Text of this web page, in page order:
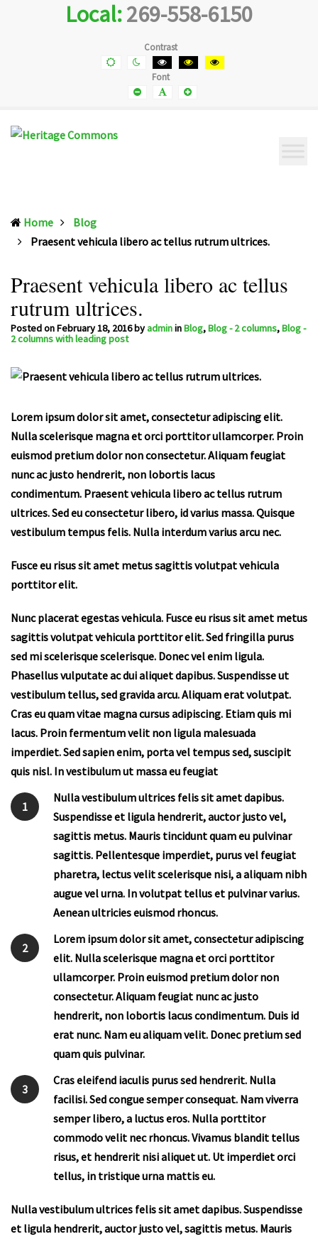
Local:269-558-6150
Contrast
Default
contrast
Night
contrast
Black
and
White
contrast
Black
and
Yellow
and
Font
Smaller Default
Font
Smaller
Home
Blog
Praesent vehicula libero ac tellus rutrum ultrices.(current)
Praesent vehicula libero ac tellus
rutrum ultrices.
Posted onFebruary 18, 2016byadmininBlog,Blog - 2 columns,Blog -
2 columns with leading post
Lorem ipsum dolor sit amet, consectetur adipiscing elit.
Nulla scelerisque magna et orci porttitor ullamcorper. Proin
euismod pretium dolor non consectetur. Aliquam feugiat
nunc ac justo hendrerit, non lobortis lacus
condimentum. Praesent vehicula libero ac tellus rutrum
ultrices. Sed eu consectetur libero, id varius massa. Quisque
vestibulum tempus felis. Nulla interdum varius arcu nec.
Fusce eu risus sit amet metus sagittis volutpat vehicula
porttitor elit.
Nunc placerat egestas vehicula. Fusce eu risus sit amet metus
sagittis volutpat vehicula porttitor elit. Sed fringilla purus
sed mi scelerisque scelerisque. Donec vel enim ligula.
Phasellus vulputate ac dui aliquet dapibus. Suspendisse ut
vestibulum tellus, sed gravida arcu. Aliquam erat volutpat.
Cras eu quam vitae magna cursus adipiscing. Etiam quis mi
lacus. Proin fermentum velit non ligula malesuada
imperdiet. Sed sapien enim, porta vel tempus sed, suscipit
quis nisl. In vestibulum ut massa eu feugiat
1
Nulla vestibulum ultrices felis sit amet dapibus.
Suspendisse et ligula hendrerit, auctor justo vel,
sagittis metus. Mauris tincidunt quam eu pulvinar
sagittis. Pellentesque imperdiet, purus vel feugiat
pharetra, lectus velit scelerisque nisi, a aliquam nibh
augue vel urna. In volutpat tellus et pulvinar varius.
Aenean ultricies euismod rhoncus.
2
Lorem ipsum dolor sit amet, consectetur adipiscing
elit. Nulla scelerisque magna et orci porttitor
ullamcorper. Proin euismod pretium dolor non
consectetur. Aliquam feugiat nunc ac justo
hendrerit, non lobortis lacus condimentum. Duis id
erat nunc. Nam eu aliquam velit. Donec pretium sed
quam quis pulvinar.
3
Cras eleifend iaculis purus sed hendrerit. Nulla
facilisi. Sed congue semper consequat. Nam viverra
semper libero, a luctus eros. Nulla porttitor
commodo velit nec rhoncus. Vivamus blandit tellus
risus, et hendrerit nisi aliquet ut. Ut imperdiet orci
tellus, in tristique urna mattis eu.
Nulla vestibulum ultrices felis sit amet dapibus. Suspendisse
et ligula hendrerit, auctor justo vel, sagittis metus. Mauris